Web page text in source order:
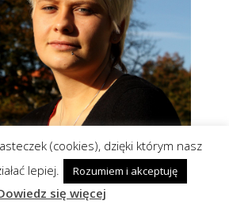
(cookies), dzięki którym nasz
lepiej.
Rozumiem i akceptuję
się więcej